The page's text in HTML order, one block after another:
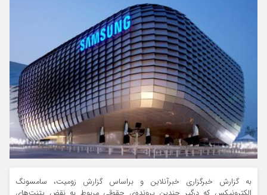
به گزارش خبرگزاری خبرآنلاین و براساس گزارش زومیت، سامسونگ